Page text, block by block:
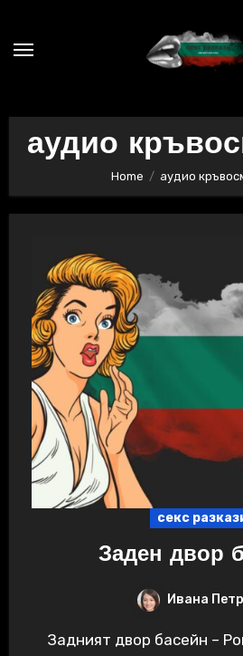
content
аудио
Home аудио
секс
Заден двор
Ивана
Задният двор басейн – Романтика между